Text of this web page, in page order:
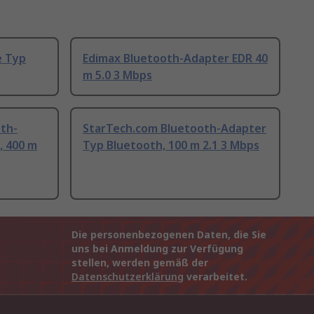
Typ
Edimax Bluetooth-Adapter EDR 40
m 5.0 3 Mbps
400 m
StarTech.com Bluetooth-Adapter
Typ Bluetooth, 100 m 2.1 3 Mbps
Die personenbezogenen Daten, die Sie
uns bei Anmeldung zur Verfügung
stellen, werden gemäß der
Datenschutzerklärung verarbeitet.